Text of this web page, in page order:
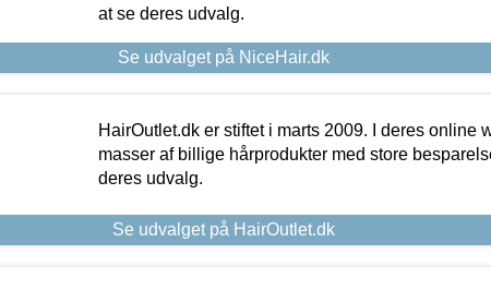
at se deres udvalg.
Se udvalget på NiceHair.dk
HairOutlet.dk er stiftet i marts 2009. I deres online
masser af billige hårprodukter med store
deres udvalg.
Se udvalget på HairOutlet.dk